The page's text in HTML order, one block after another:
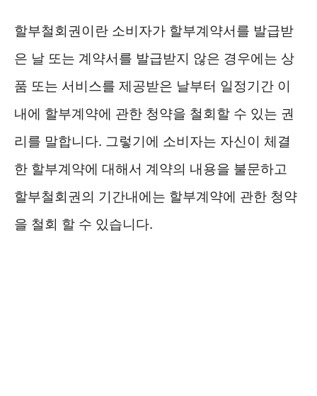
할부철회권이란 소비자가 할부계약서를 발급받
은 날 또는 계약서를 발급받지 않은 경우에는 상
품 또는 서비스를 제공받은 날부터 일정기간 이
내에 할부계약에 관한 청약을 철회할 수 있는 권
리를 말합니다. 그렇기에 소비자는 자신이 체결
한 할부계약에 대해서 계약의 내용을 불문하고
할부철회권의 기간내에는 할부계약에 관한 청약
을 철회 할 수 있습니다.